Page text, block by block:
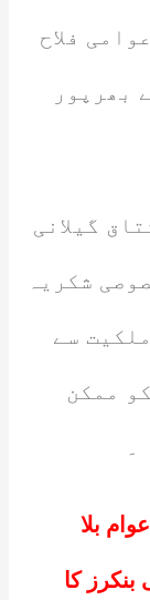
فلاح
بھرپور
گیلانی
شکریہ
سے
ممکن
۔
بلا
کا